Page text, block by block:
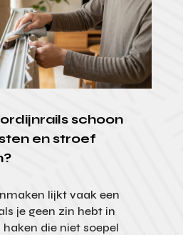
schoon
en stroef
lijkt vaak een
je geen zin hebt in
die niet soepel